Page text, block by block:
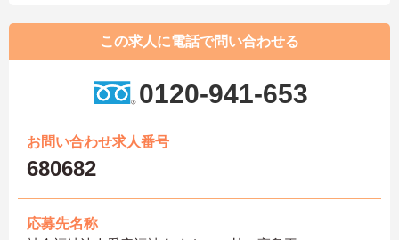
この求人に電話で問い合わせる
0120-941-653
お問い合わせ求人番号
680682
応募先名称